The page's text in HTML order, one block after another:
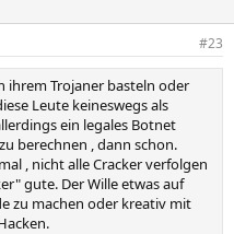
#23
ihrem Trojaner basteln oder
Leute keineswegs als
ein legales Botnet
berechnen , dann schon.
, nicht alle Cracker verfolgen
gute. Der Wille etwas auf
zu machen oder kreativ mit